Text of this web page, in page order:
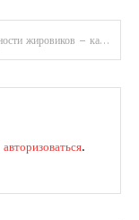
Разновидности жировиков – какие липомы нуждаются в тщательном обследовании
авторизоваться.